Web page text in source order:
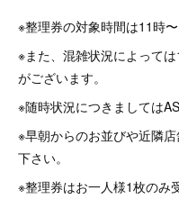
※整理券の対象時間は11時〜
※また、混雑状況によって
がございます。
※随時状況につきましては
※早朝からのお並びや近隣
下さい。
※整理券はお一人様1枚のみ